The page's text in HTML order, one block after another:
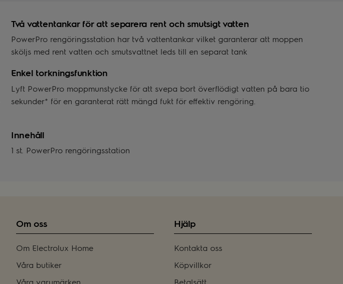
Två vattentankar för att separera rent och smutsigt vatten
PowerPro rengöringsstation har två vattentankar vilket garanterar att moppen
sköljs med rent vatten och smutsvattnet leds till en separat tank
Enkel torkningsfunktion
Lyft PowerPro moppmunstycke för att svepa bort överflödigt vatten på bara tio
sekunder* för en garanterat rätt mängd fukt för effektiv rengöring.
Innehåll
1 st. PowerPro rengöringsstation
Om oss
Om Electrolux Home
Våra butiker
Våra varumärken
Hjälp
Kontakta oss
Köpvillkor
Betalsätt